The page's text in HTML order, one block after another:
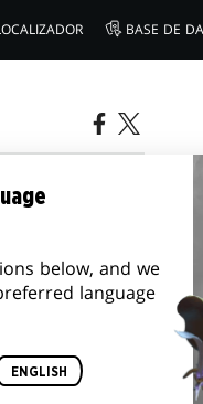
BASE DE
below, and we
language
ENGLISH